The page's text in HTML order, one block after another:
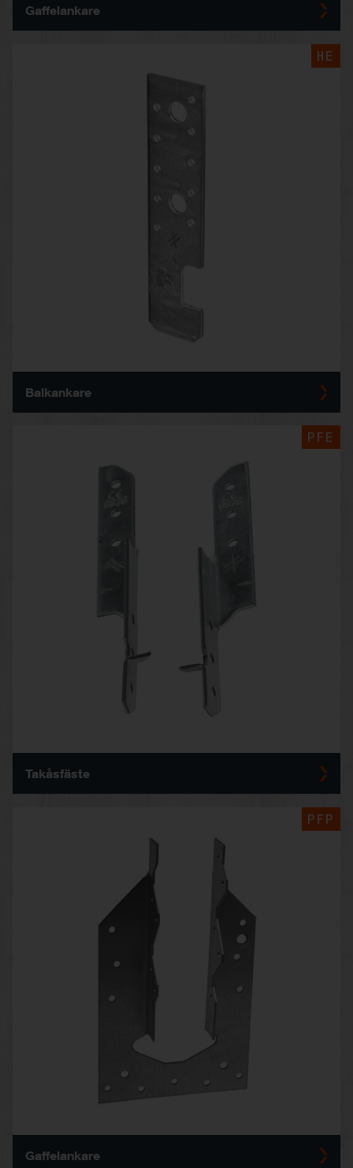
Gaffelankare
HE
Balkankare
PFE
Takåsfäste
PFP
Gaffelankare